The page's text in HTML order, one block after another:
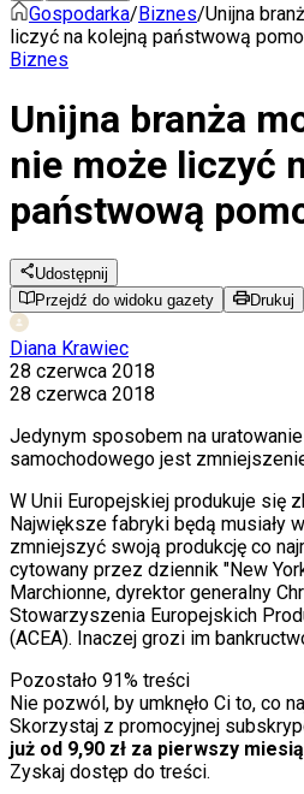
Gospodarka/Biznes/Unijna
liczyć na kolejną państwową
Biznes
Unijna branża
nie może liczyć
państwową
Udostępnij
Przejdź do widoku gazety
Drukuj
Diana Krawiec
28 czerwca 2018
28 czerwca 2018
Jedynym sposobem na
samochodowego jest
W Unii Europejskiej produkuje się
Największe fabryki będą musiały
zmniejszyć swoją produkcję co
cytowany przez dziennik "New
Marchionne, dyrektor generalny
Stowarzyszenia Europejskich
(ACEA). Inaczej grozi im
Pozostało 91% treści
Nie pozwól, by umknęło Ci to, co
Skorzystaj z promocyjnej
już od 9,90 zł za pierwszy
Zyskaj dostęp do treści.